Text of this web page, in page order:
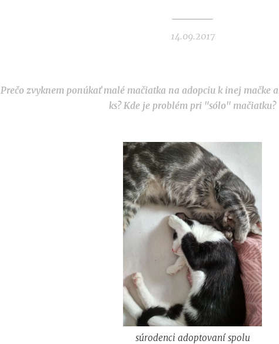
14.09.2017
Prečo zvyknem ponúkať malé mačiatka na adopciu k inej mačke
ks? Kde je problém pri "sólo" mačiatku?
súrodenci adoptovaní spolu